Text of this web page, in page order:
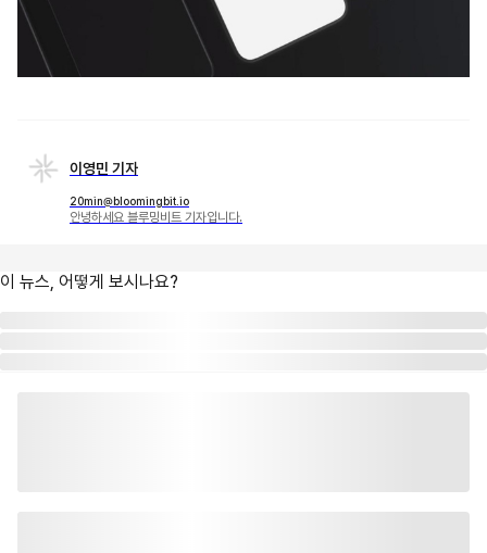
이영민 기자
20min@bloomingbit.io
안녕하세요 블루밍비트 기자입니다.
이 뉴스, 어떻게 보시나요?